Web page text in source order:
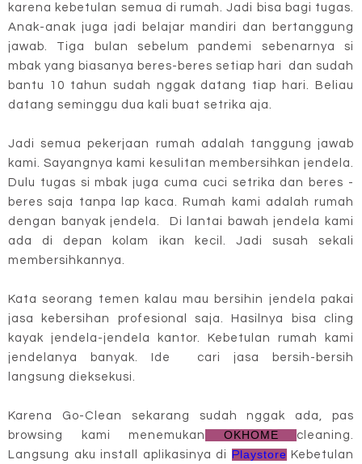
karena kebetulan semua di rumah. Jadi bisa bagi tugas.
Anak-anak juga jadi belajar mandiri dan bertanggung
jawab. Tiga bulan sebelum pandemi sebenarnya si
mbak yang biasanya beres-beres setiap hari dan sudah
bantu 10 tahun sudah nggak datang tiap hari. Beliau
datang seminggu dua kali buat setrika aja.
Jadi semua pekerjaan rumah adalah tanggung jawab
kami. Sayangnya kami kesulitan membersihkan jendela.
Dulu tugas si mbak juga cuma cuci setrika dan beres -
beres saja tanpa lap kaca. Rumah kami adalah rumah
dengan banyak jendela. Di lantai bawah jendela kami
ada di depan kolam ikan kecil. Jadi susah sekali
membersihkannya.
Kata seorang temen kalau mau bersihin jendela pakai
jasa kebersihan profesional saja. Hasilnya bisa cling
kayak jendela-jendela kantor. Kebetulan rumah kami
jendelanya banyak. Ide cari jasa bersih-bersih
langsung dieksekusi.
Karena Go-Clean sekarang sudah nggak ada, pas
browsing kami menemukan
OKHOME
cleaning.
Langsung aku install aplikasinya di Playstore Kebetulan